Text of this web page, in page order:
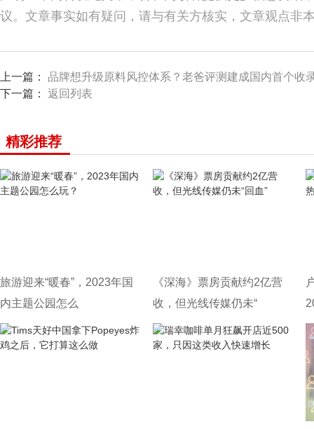
议。文章事实如有疑问，请与有关方核实，文章观点非
上一篇： 品牌想升级原料风控体系？老爸评测建成国内首个收
下一篇： 返回列表
精彩推荐
旅游迎来“暖春”，2023年国
内主题公园怎么
《深海》票房贡献约2亿营
收，但光线传媒仍未“